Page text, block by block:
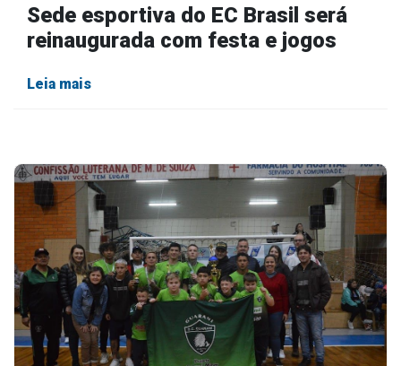
Sede esportiva do EC Brasil será
reinaugurada com festa e jogos
Leia mais